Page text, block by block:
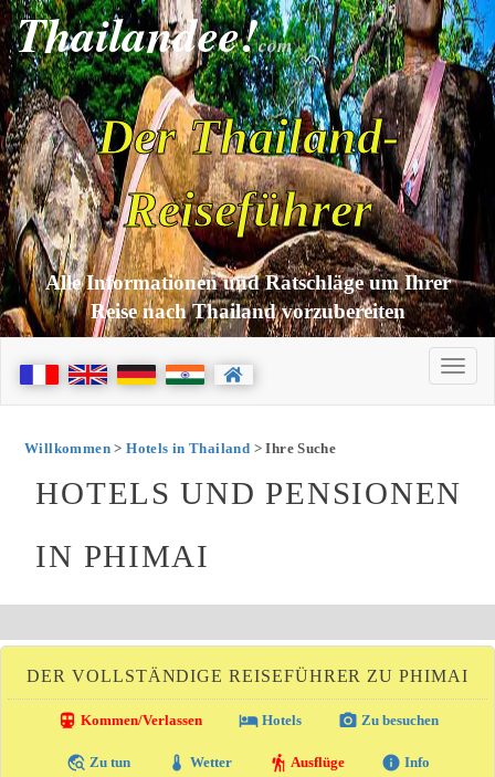
Thailandee!com
Der Thailand-
Reiseführer
Alle Informationen und Ratschläge um Ihrer
Reise nach Thailand vorzubereiten
Willkommen>Hotels in Thailand > Ihre Suche
HOTELS UND PENSIONEN
IN PHIMAI
DER VOLLSTÄNDIGE REISEFÜHRER ZU PHIMAI
directions_transit Kommen/Verlassen local_hotelHotels photo_camera Zu besuchen
travel_explore Zu tun thermostat Wetter hiking Ausflüge info Info